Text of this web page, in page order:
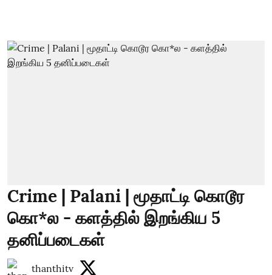
Crime | Palani | மூதாட்டி கொடூர
கொ*ல - களத்தில் இறங்கிய 5
தனிப்படைகள்
thanthitv